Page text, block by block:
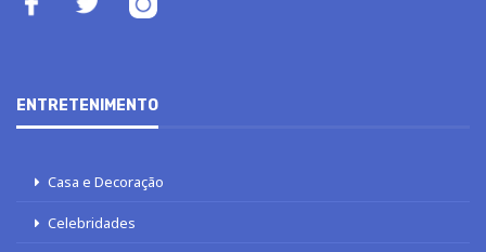
ENTRETENIMENTO
Casa e Decoração
Celebridades